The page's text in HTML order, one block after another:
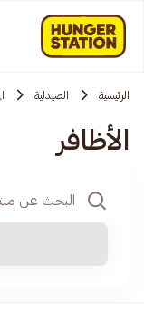
الرئيسية الصيدلية
الأظافر